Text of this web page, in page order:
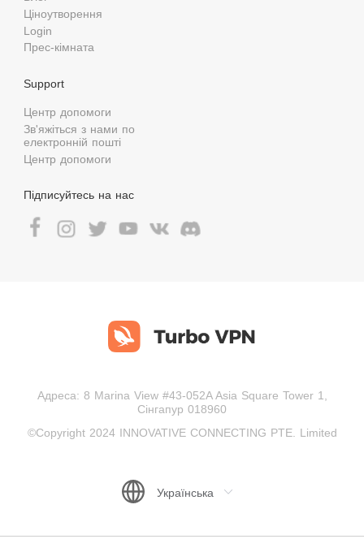
Ціноутворення
Login
Прес-кімната
Support
Центр допомоги
Зв'яжіться з нами по
електронній пошті
Центр допомоги
Підписуйтесь на нас
Адреса: 8 Marina View #43-052A Asia Square Tower 1,
Сінгапур 018960
©Copyright 2024 INNOVATIVE CONNECTING PTE. Limited